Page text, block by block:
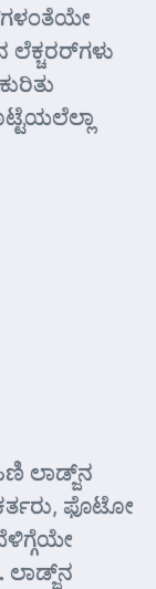
ಲೆಕ್ಚರರ್‌ಗಳು
ಲಾಡ್ಜ್‌ನ
ಫೊಟೋ